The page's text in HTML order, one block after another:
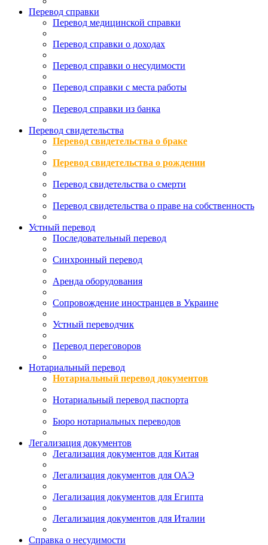
Перевод справки
Перевод медицинской справки
Перевод справки о доходах
Перевод справки о несудимости
Перевод справки с места работы
Перевод справки из банка
Перевод свидетельства
Перевод свидетельства о браке
Перевод свидетельства о рождении
Перевод свидетельства о смерти
Перевод свидетельства о праве на собственность
Устный перевод
Последовательный перевод
Синхронный перевод
Аренда оборудования
Сопровождение иностранцев в Украине
Устный переводчик
Перевод переговоров
Нотариальный перевод
Нотариальный перевод документов
Нотариальный перевод паспорта
Бюро нотариальных переводов
Легализация документов
Легализация документов для Китая
Легализация документов для ОАЭ
Легализация документов для Египта
Легализация документов для Италии
Справка о несудимости